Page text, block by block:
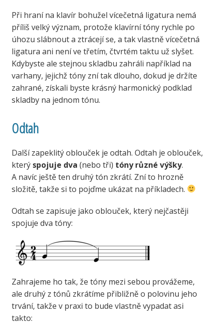
Při hraní na klavír bohužel vícečetná ligatura nemá
příliš velký význam, protože klavírní tóny rychle po
úhozu slábnout a ztrácejí se, a tak vlastně vícečetná
ligatura ani není ve třetím, čtvrtém taktu už slyšet.
Kdybyste ale stejnou skladbu zahráli například na
varhany, jejichž tóny zní tak dlouho, dokud je držíte
zahrané, získali byste krásný harmonický podklad
skladby na jednom tónu.
Odtah
Další zapeklitý oblouček je odtah. Odtah je oblouček,
který spojuje dva (nebo tři) tóny různé výšky.
A navíc ještě ten druhý tón zkrátí. Zní to hrozně
složitě, takže si to pojďme ukázat na příkladech.
Odtah se zapisuje jako oblouček, který nejčastěji
spojuje dva tóny:
Zahrajeme ho tak, že tóny mezi sebou provážeme,
ale druhý z tónů zkrátíme přibližně o polovinu jeho
trvání, takže v praxi to bude vlastně vypadat asi
takto: